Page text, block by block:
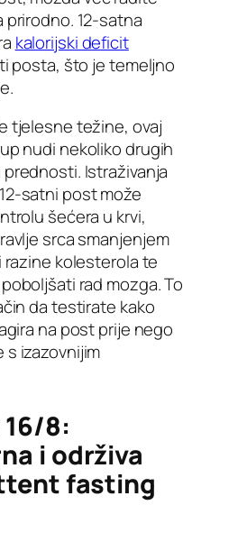
prirodno. 12-satna
kalorijski deficit
posta, što je temeljno
tjelesne težine, ovaj
nudi nekoliko drugih
Istraživanja
satni post može
šećera u krvi,
srca smanjenjem
razine kolesterola te
rad mozga. To
da testirate kako
na post prije nego
izazovnijim
8:
i održiva
fasting